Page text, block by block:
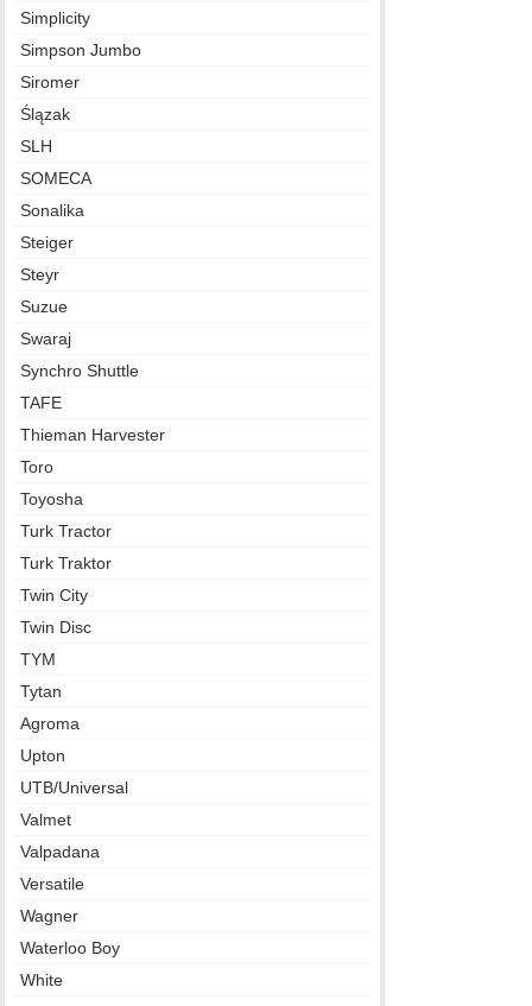
Simplicity
Simpson Jumbo
Siromer
Ślązak
SLH
SOMECA
Sonalika
Steiger
Steyr
Suzue
Swaraj
Synchro Shuttle
TAFE
Thieman Harvester
Toro
Toyosha
Turk Tractor
Turk Traktor
Twin City
Twin Disc
TYM
Tytan
Agroma
Upton
UTB/Universal
Valmet
Valpadana
Versatile
Wagner
Waterloo Boy
White